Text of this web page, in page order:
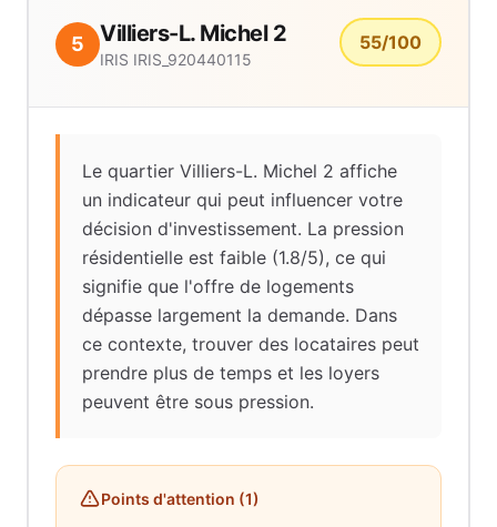
5 Villiers-L. Michel 2
IRIS IRIS_920440115
55/100
Le quartier Villiers-L. Michel 2 affiche
un indicateur qui peut influencer votre
décision d'investissement. La pression
résidentielle est faible (1.8/5), ce qui
signifie que l'offre de logements
dépasse largement la demande. Dans
ce contexte, trouver des locataires peut
prendre plus de temps et les loyers
peuvent être sous pression.
Points d'attention (1)